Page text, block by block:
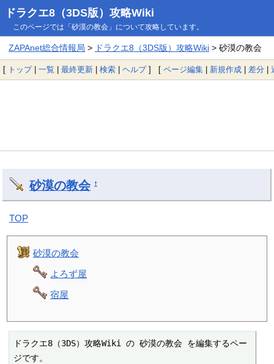
ドラクエ8（3DS版）攻略Wiki
このページでは「砂漠の教会」について攻略しています。
ZAPAnet総合情報局 > ドラクエ8（3DS版）攻略Wiki> 砂漠の教会
[ トップ| 一覧 | 最終更新 | 検索 | ヘルプ] [ ページ編集 | 新規作成 | 差分 |
砂漠の教会 †
TOP
砂漠の教会
よろず屋
宿屋
ドラクエ8（3DS）攻略Wiki の 砂漠の教会 を編集するペー
ジです。